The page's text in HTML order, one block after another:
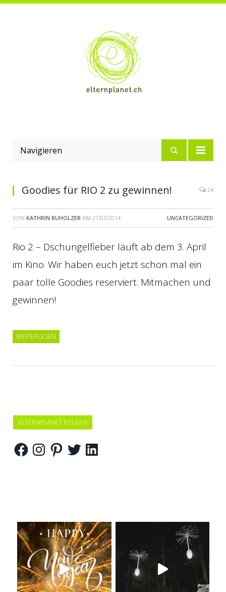
Navigieren
Goodies für RIO 2 zu gewinnen! 24
VON KATHRIN BUHOLZER AM 27/03/2014 UNCATEGORIZED
Rio 2 – Dschungelfieber läuft ab dem 3. April
im Kino. Wir haben euch jetzt schon mal ein
paar tolle Goodies reserviert. Mitmachen und
gewinnen!
WEITERLESEN
ELTERNPLANET FOLGEN
FacebookInstagramPinterestTwitterLinkedIn